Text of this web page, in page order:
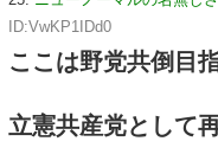
ID:VwKP1IDd0
ここは野党共倒目
立憲共産党として